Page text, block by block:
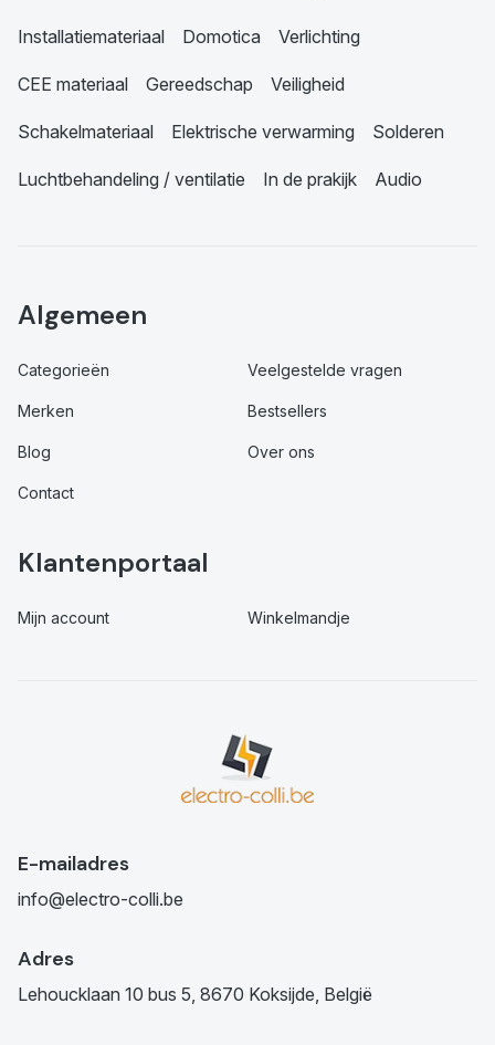
Installatiemateriaal Domotica Verlichting
CEE materiaal Gereedschap Veiligheid
Schakelmateriaal Elektrische verwarming Solderen
Luchtbehandeling / ventilatie In de prakijk Audio
Algemeen
Categorieën Veelgestelde vragen
Merken Bestsellers
Blog Over ons
Contact
Klantenportaal
Mijn account Winkelmandje
E-mailadres
info@electro-colli.be
Adres
Lehoucklaan 10 bus 5, 8670 Koksijde, België